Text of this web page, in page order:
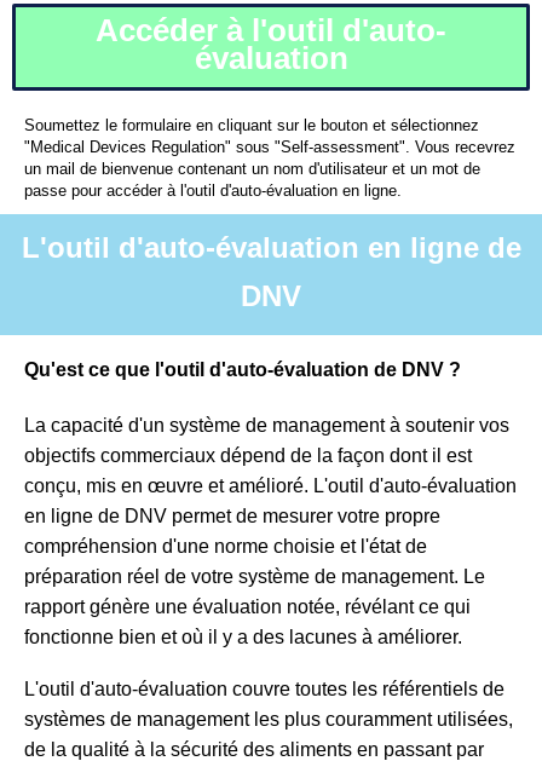
Accéder à l'outil d'auto-
évaluation
Soumettez le formulaire en cliquant sur le bouton et sélectionnez
"Medical Devices Regulation" sous "Self-assessment". Vous recevrez
un mail de bienvenue contenant un nom d'utilisateur et un mot de
passe pour accéder à l'outil d'auto-évaluation en ligne.
L'outil d'auto-évaluation en ligne de
DNV
Qu'est ce que l'outil d'auto-évaluation de DNV ?
La capacité d'un système de management à soutenir vos
objectifs commerciaux dépend de la façon dont il est
conçu, mis en œuvre et amélioré. L'outil d'auto-évaluation
en ligne de DNV permet de mesurer votre propre
compréhension d'une norme choisie et l'état de
préparation réel de votre système de management. Le
rapport génère une évaluation notée, révélant ce qui
fonctionne bien et où il y a des lacunes à améliorer.
L'outil d'auto-évaluation couvre toutes les référentiels de
systèmes de management les plus couramment utilisées,
de la qualité à la sécurité des aliments en passant par